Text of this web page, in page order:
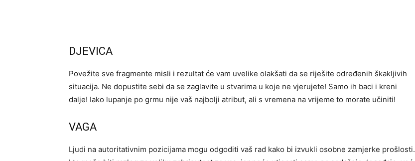
DJEVICA
Povežite sve fragmente misli i rezultat će vam uvelike olakšati da se riješite određenih škakljivih
situacija. Ne dopustite sebi da se zaglavite u stvarima u koje ne vjerujete! Samo ih baci i kreni
dalje! Iako lupanje po grmu nije vaš najbolji atribut, ali s vremena na vrijeme to morate učiniti!
VAGA
Ljudi na autoritativnim pozicijama mogu odgoditi vaš rad kako bi izvukli osobne zamjerke prošlosti.